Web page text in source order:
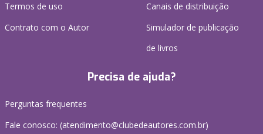
Termos de uso
Contrato com o Autor
Canais de distribuição
Simulador de publicação
de livros
Precisa de ajuda?
Perguntas frequentes
Fale conosco: (atendimento@clubedeautores.com.br)